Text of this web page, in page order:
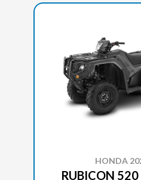
HONDA
RUBICON 520